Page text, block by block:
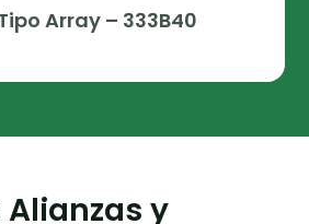
Array – 333B40
y